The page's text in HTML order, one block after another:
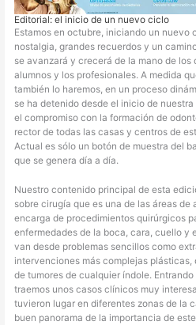
Editorial: el inicio de un nuevo ciclo
Estamos en octubre, iniciando un nuevo
nostalgia, grandes recuerdos y un
se avanzará y crecerá de la mano de
alumnos y los profesionales. A medida
también lo haremos, en un proceso
se ha detenido desde el inicio de
el compromiso con la formación de
rector de todas las casas y centros de
Actual es sólo un botón de muestra del
que se genera día a día.
Nuestro contenido principal de esta
sobre cirugía que es una de las áreas
encarga de procedimientos quirúrgicos
enfermedades de la boca, cara, cuello y
van desde problemas sencillos como
intervenciones más complejas
de tumores de cualquier índole.
traemos unos casos clínicos muy
tuvieron lugar en diferentes zonas de la
buen panorama de la importancia de